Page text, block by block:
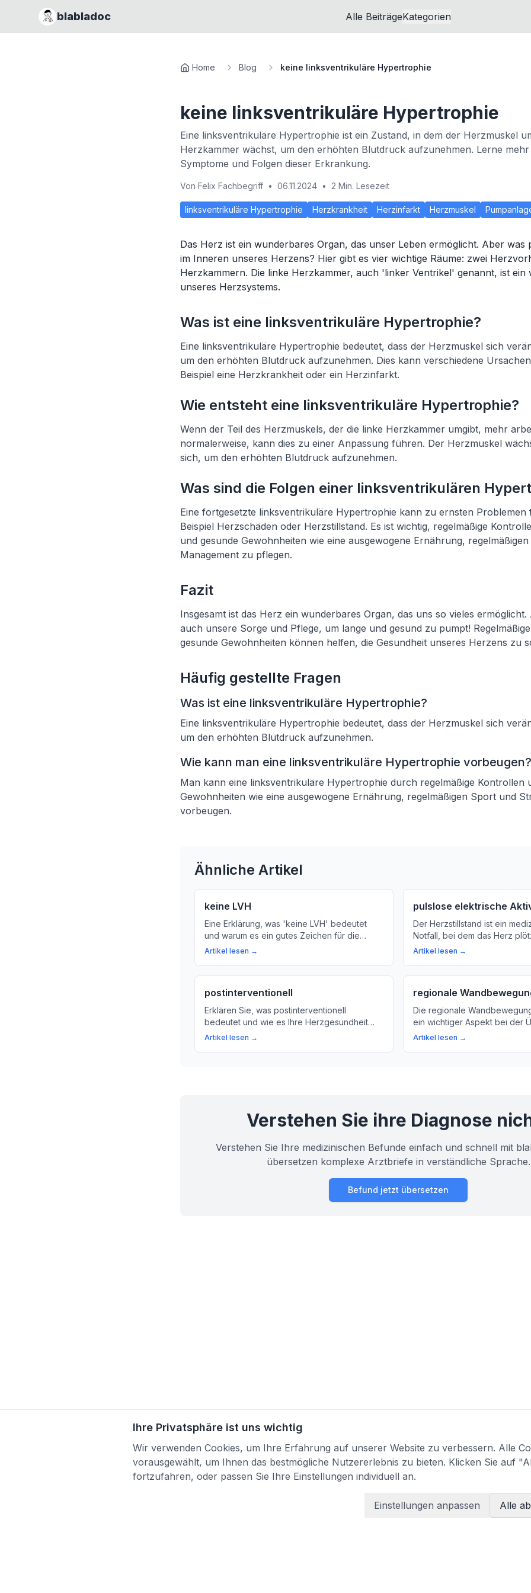
blabladoc Alle BeiträgeKategorien
Home Blog keine linksventrikuläre Hypertrophie
keine linksventrikuläre Hypertrophie
Eine linksventrikuläre Hypertrophie ist ein Zustand, in dem der Herzmuskel
Herzkammer wächst, um den erhöhten Blutdruck aufzunehmen. Lerne
Symptome und Folgen dieser Erkrankung.
Von Felix Fachbegriff • 06.11.2024 • 2 Min. Lesezeit
linksventrikuläre Hypertrophie Herzkrankheit Herzinfarkt Herzmuskel
Das Herz ist ein wunderbares Organ, das unser Leben ermöglicht. Aber was
im Inneren unseres Herzens? Hier gibt es vier wichtige Räume: zwei
Herzkammern. Die linke Herzkammer, auch 'linker Ventrikel' genannt, ist ein
unseres Herzsystems.
Was ist eine linksventrikuläre Hypertrophie?
Eine linksventrikuläre Hypertrophie bedeutet, dass der Herzmuskel sich
um den erhöhten Blutdruck aufzunehmen. Dies kann verschiedene
Beispiel eine Herzkrankheit oder ein Herzinfarkt.
Wie entsteht eine linksventrikuläre Hypertrophie?
Wenn der Teil des Herzmuskels, der die linke Herzkammer umgibt, mehr
normalerweise, kann dies zu einer Anpassung führen. Der Herzmuskel
sich, um den erhöhten Blutdruck aufzunehmen.
Was sind die Folgen einer linksventrikulären
Eine fortgesetzte linksventrikuläre Hypertrophie kann zu ernsten Problemen
Beispiel Herzschäden oder Herzstillstand. Es ist wichtig, regelmäßige
und gesunde Gewohnheiten wie eine ausgewogene Ernährung,
Management zu pflegen.
Fazit
Insgesamt ist das Herz ein wunderbares Organ, das uns so vieles
auch unsere Sorge und Pflege, um lange und gesund zu pumpt!
gesunde Gewohnheiten können helfen, die Gesundheit unseres Herzens zu
Häufig gestellte Fragen
Was ist eine linksventrikuläre Hypertrophie?
Eine linksventrikuläre Hypertrophie bedeutet, dass der Herzmuskel sich
um den erhöhten Blutdruck aufzunehmen.
Wie kann man eine linksventrikuläre Hypertrophie vorbeugen?
Man kann eine linksventrikuläre Hypertrophie durch regelmäßige Kontrollen
Gewohnheiten wie eine ausgewogene Ernährung, regelmäßigen Sport und
vorbeugen.
Ähnliche Artikel
keine LVH
Eine Erklärung, was 'keine LVH' bedeutet
und warum es ein gutes Zeichen für die
Herzgesundheit ist. Erfahren Sie mehr über
Artikel lesen →
pulslose elektrische
Der Herzstillstand ist ein
Notfall, bei dem das Herz
schlagen. In diesem Artikel
Artikel lesen →
postinterventionell
Erklären Sie, was postinterventionell
bedeutet und wie es Ihre Herzgesundheit
beeinflussen kann. Erfahren Sie mehr über
Artikel lesen →
regionale
Die regionale
ein wichtiger Aspekt bei der
und Vorbeugung von
Artikel lesen →
Verstehen Sie ihre Diagnose
Verstehen Sie Ihre medizinischen Befunde einfach und schnell mit
übersetzen komplexe Arztbriefe in verständliche Sprache.
Befund jetzt übersetzen
Ihre Privatsphäre ist uns wichtig
Wir verwenden Cookies, um Ihre Erfahrung auf unserer Website zu verbessern. Alle
vorausgewählt, um Ihnen das bestmögliche Nutzererlebnis zu bieten. Klicken Sie auf
fortzufahren, oder passen Sie Ihre Einstellungen individuell an.
Einstellungen anpassen Alle